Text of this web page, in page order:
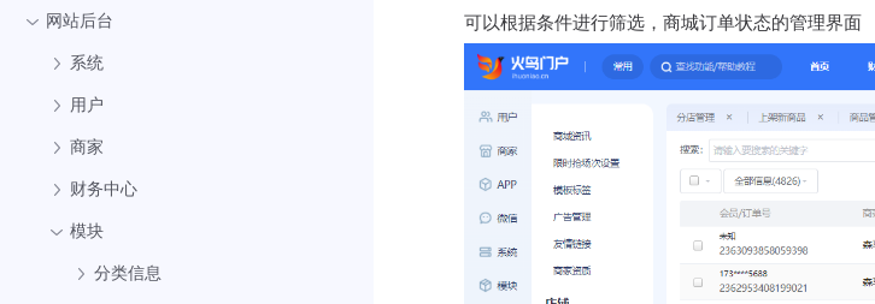
网站后台
系统
用户
商家
财务中心
模块
分类信息
可以根据条件进行筛选，商城订单状态的管理界面